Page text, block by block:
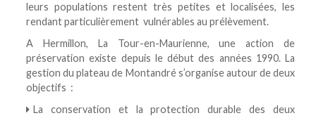
leurs populations restent très petites et localisées, les
rendant particulièrement vulnérables au prélèvement.
A Hermillon, La Tour-en-Maurienne, une action de
préservation existe depuis le début des années 1990. La
gestion du plateau de Montandré s’organise autour de deux
objectifs :
La conservation et la protection durable des deux